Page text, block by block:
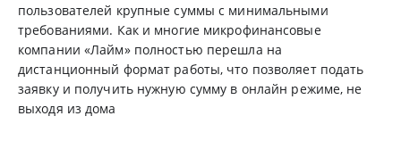
пользователей крупные суммы с минимальными
требованиями. Как и многие микрофинансовые
компании «Лайм» полностью перешла на
дистанционный формат работы, что позволяет подать
заявку и получить нужную сумму в онлайн режиме, не
выходя из дома